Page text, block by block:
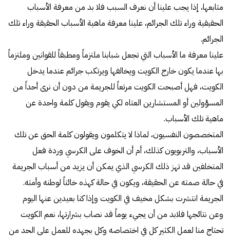
متابعها، إذا يجب علينا أن نعرف السبب فلا بد من معرفة الأسباب
الحقيقية وراء تلك الجرائم، علينا معرفة ماهية الأسباب الحقيقة وراء تلك
الجرائم.
علينا معرفة ما الأسباب التي تجعل شبابنا ملتزماً ومطبقاً للقوانين وملتزماً
بها عندما يكون خارج الكويت ويخالفها ويرتكب جرائم عندما يدخل
الكويت، فهل أصبحت الكويت مرتعاً للجريمة من دون أن نرى أحداً من
المسؤولين أو المستشارين العتاه لكي يقوم ويقول كلمة واحدة عن
ماهية تلك الأسباب.
المتخصصون النفسيون، لماذا لا يتكلمون ويقولون كلمة الحق عن تلك
الأسباب، والتربويون كذلك، أم أن الخوف على الكرسي وردة فعل
المتخلفين قد تهز ذلك الكرسي الذي يمكن أن يزيد من أسباب الجريمة
في حالة صمته عن الحقيقة، ويكون في حالة كهذه خائناً لوطنه وأمته.
الجريمة انتشرت بشكل مخيف في الكويت وإذا كنا بعيدين عنها اليوم
وعن نتائجها فلابد من أن يجيء يوماً قد نصاب بشرارتها، نعم الكويت
تحتاج منا لعمل الكثير كل في اختصاصه وكل بجهده للعمل على الحد من